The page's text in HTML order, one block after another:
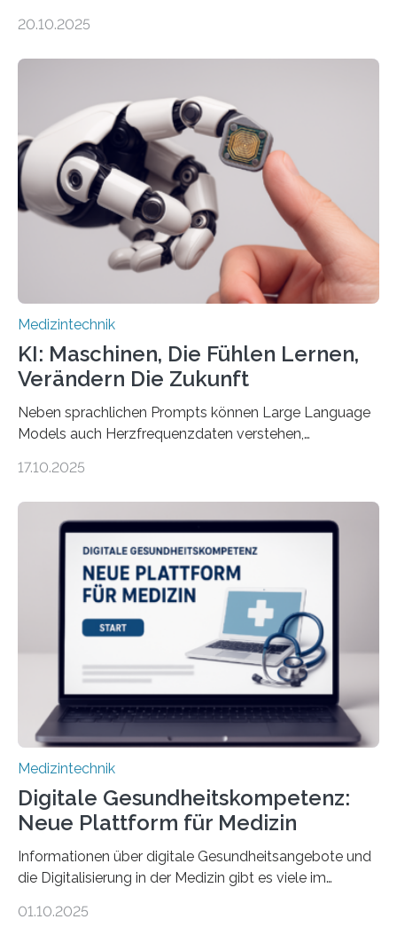
auf Personen ab, die bettlägerig sind oder in ihrer
Entwicklung der Sensorik und Datenübertragung. Die
HSHL verantwortet die wissenschaftliche Begleitung
sowie die KI-gestützte Datenauswertung. Das Ziel ist
die Entwicklung eines berührungslosen
Assistenzsystems, das den Zustand der Person
kontinuierlich erfasst, pflegende Personen unterstützt
und in Notfällen selbstständig Alarm schlägt. „Die Idee
20.10.2025
Medizintechnik
KI: Maschinen, Die Fühlen Lernen,
Verändern Die Zukunft
Neben sprachlichen Prompts können Large Language
Models auch Herzfrequenzdaten verstehen,
haben Dr. Morris Gellisch, ehemals an der Ruhr-
und Boris Burr von der Ruhr-Universität Bochum in
dafür eine technische Schnittstelle, über die
physiologische Daten in Echtzeit an das Sprachmodell
übermittelt werden können. Die Künstliche Intelligenz
kann dadurch auch die Sprache des Körpers
einbeziehen, auf die Menschen keinen bewussten
Einfluss nehmen. Das eröffnet…
17.10.2025
Medizintechnik
Digitale Gesundheitskompetenz:
Neue Plattform für Medizin
Informationen über digitale Gesundheitsangebote und
die Digitalisierung in der Medizin gibt es viele im
seriösen und wissenschaftlich abgesicherten Inhalten?
01.10.2025